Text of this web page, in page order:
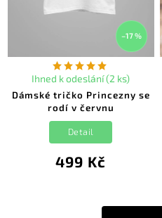
–17 %
Dámské tričko Princezny se
rodí v červnu
Ihned k odeslání (2 ks)
499 Kč
Detail